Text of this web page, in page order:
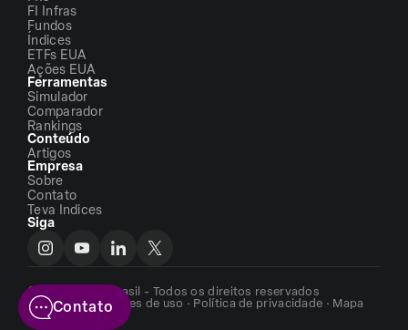
FI Infras
Fundos
Índices
ETFs EUA
Ações EUA
Ferramentas
Simulador
Comparador
Rankings
Conteúdo
Artigos
Empresa
Sobre
Contato
Teva Indices
Siga
©2026 - ETFs Brasil - Todos os direitos reservados
Termos e condições de uso · Política de privacidade · Mapa
do siteContato